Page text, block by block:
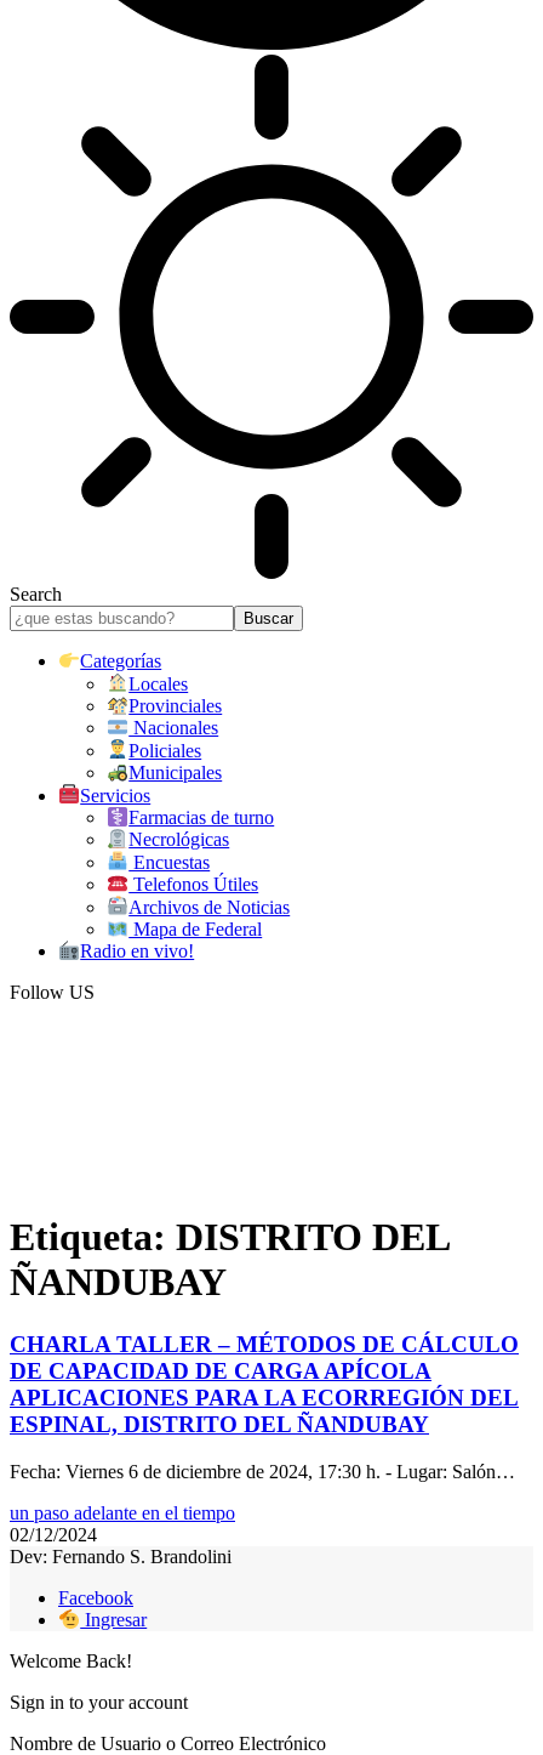
Search
Categorías
Locales
Provinciales
Nacionales
Policiales
Municipales
Servicios
Farmacias de turno
Necrológicas
Encuestas
Telefonos Útiles
Archivos de Noticias
Mapa de Federal
Radio en vivo!
Follow US
Etiqueta: DISTRITO DEL
ÑANDUBAY
CHARLA TALLER – MÉTODOS DE CÁLCULO
DE CAPACIDAD DE CARGA APÍCOLA
APLICACIONES PARA LA ECORREGIÓN DEL
ESPINAL, DISTRITO DEL ÑANDUBAY
Fecha: Viernes 6 de diciembre de 2024, 17:30 h. - Lugar: Salón…
un paso adelante en el tiempo
02/12/2024
Dev: Fernando S. Brandolini
Facebook
Ingresar
Welcome Back!
Sign in to your account
Nombre de Usuario o Correo Electrónico